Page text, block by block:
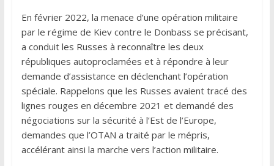
En février 2022, la menace d’une opération militaire
par le régime de Kiev contre le Donbass se précisant,
a conduit les Russes à reconnaître les deux
républiques autoproclamées et à répondre à leur
demande d’assistance en déclenchant l’opération
spéciale. Rappelons que les Russes avaient tracé des
lignes rouges en décembre 2021 et demandé des
négociations sur la sécurité à l’Est de l’Europe,
demandes que l’OTAN a traité par le mépris,
accélérant ainsi la marche vers l’action militaire.